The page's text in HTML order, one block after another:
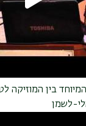
בין המוזיקה
לשמן